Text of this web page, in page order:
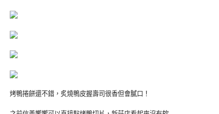
烤鴨捲餅還不錯，炙燒鴨皮握壽司很香但會膩口！